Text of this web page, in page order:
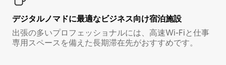
デジタルノマド⁠に最⁠適⁠なビ⁠ジ⁠ネ⁠ス⁠向⁠け宿⁠泊⁠施⁠設
出張の多いプロフェッショナルには、高速Wi-Fiと仕事
専用スペースを備えた長期滞在先がおすすめです。